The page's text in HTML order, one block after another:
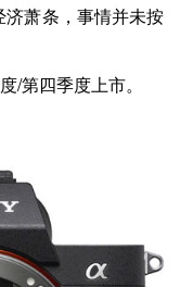
萧条，事情并未按
/第四季度上市。